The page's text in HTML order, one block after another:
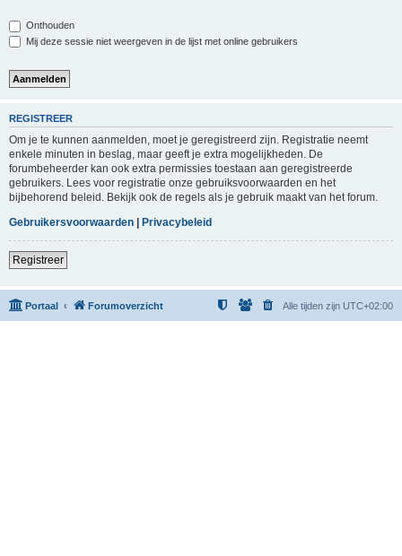
Onthouden
Mij deze sessie niet weergeven in de lijst met online gebruikers
REGISTREER
Om je te kunnen aanmelden, moet je geregistreerd zijn. Registratie neemt
enkele minuten in beslag, maar geeft je extra mogelijkheden. De
forumbeheerder kan ook extra permissies toestaan aan geregistreerde
gebruikers. Lees voor registratie onze gebruiksvoorwaarden en het
bijbehorend beleid. Bekijk ook de regels als je gebruik maakt van het forum.
Gebruikersvoorwaarden | Privacybeleid
Registreer
Portaal Forumoverzicht Alle tijden zijn UTC+02:00